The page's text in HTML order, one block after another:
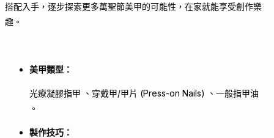
搭配入手，逐步探索更多萬聖節美甲的可能性，在家就能享受創作樂
趣。
美甲類型：
光療凝膠指甲 、穿戴甲/甲片 (Press-on Nails) 、一般指甲油
。
製作技巧：